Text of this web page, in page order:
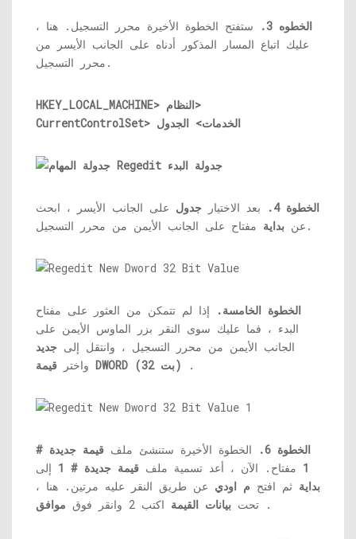
الخطوه 3.
ستفتح الخطوة الأخيرة محرر التسجيل. هنا ،
عليك اتباع المسار المذكور أدناه على الجانب الأيسر من
محرر التسجيل.
HKEY_LOCAL_MACHINE> النظام>
CurrentControlSet> الخدمات> الجدول
الخطوة 4. بعد الاختيار جدول على الجانب الأيسر ، ابحث
عن بداية مفتاح على الجانب الأيمن من محرر التسجيل.
الخطوة الخامسة.
إذا لم تتمكن من العثور على مفتاح
البدء ، فما عليك سوى النقر بزر الماوس الأيمن على
الجانب الأيمن من محرر التسجيل ، وانتقل إلى جديد
واختر
قيمة DWORD (32 بت) .
الخطوة 6. الخطوة الأخيرة ستنشئ ملف قيمة جديدة #
1 مفتاح. الآن ، أعد تسمية ملف قيمة جديدة # 1
إلى
بداية ثم افتح م اودي عن طريق النقر عليه مرتين. هنا ،
تحت بيانات القيمة اكتب 2 وانقر فوق موافق .